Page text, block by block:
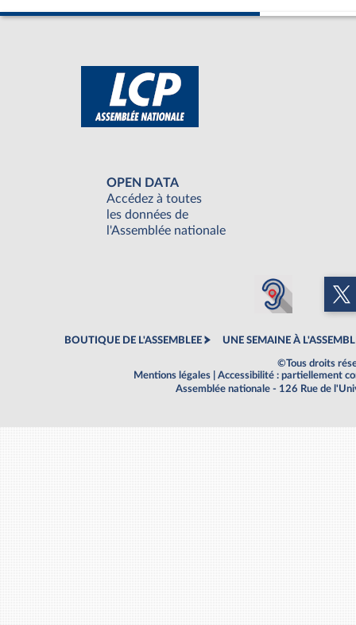
OPEN DATA
Accédez à toutes
les données de
l'Assemblée nationale
BOUTIQUE DE L'ASSEMBLEE UNE SEMAINE À
©Tous droits
Mentions légales
Accessibilité : partiellement
Assemblée nationale - 126 Rue de